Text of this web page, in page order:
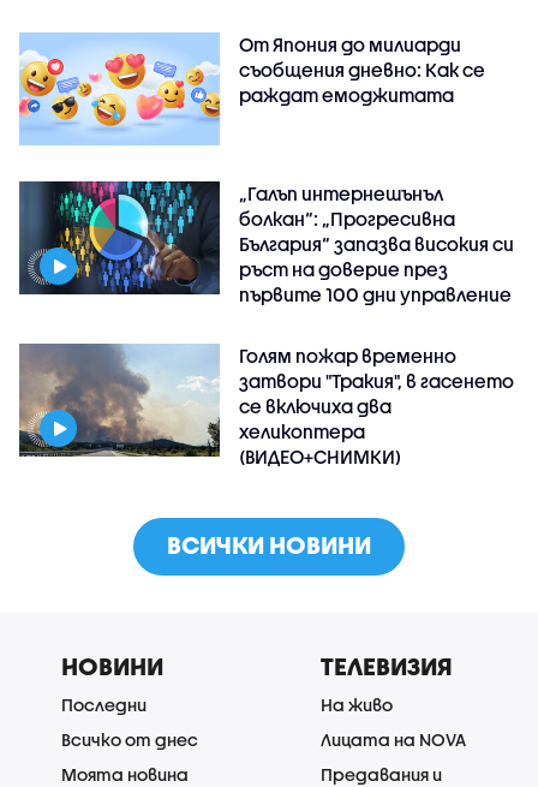
От Япония до милиарди
съобщения дневно: Как се
раждат емоджитата
„Галъп интернешънъл
болкан“: „Прогресивна
България“ запазва високия си
ръст на доверие през
първите 100 дни управление
Голям пожар временно
затвори "Тракия", в гасенето
се включиха два
хеликоптера
(ВИДЕО+СНИМКИ)
ВСИЧКИ НОВИНИ
НОВИНИ
Последни
Всичко от днес
Моята новина
ТЕЛЕВИЗИЯ
На живо
Лицата на NOVA
Предавания и